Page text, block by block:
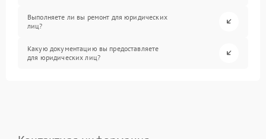
Выполняете ли вы ремонт для юридических
лиц?
Какую документацию вы предоставляете
для юридических лиц?